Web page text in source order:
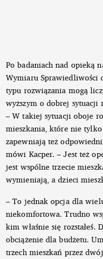
Po badaniach nad opieką
Wymiaru Sprawiedliwości
typu rozwiązania mogą
wyższym o dobrej sytuacji
– W takiej sytuacji oboje
mieszkania, które nie
zapewniają też
mówi Kacper. – Jest też
jest wspólne trzecie
wymieniają, a dzieci
– To jednak opcja dla
niekomfortowa. Trudno
kim właśnie się rozstałeś.
obciążenie dla budżetu.
trzech mieszkań przez